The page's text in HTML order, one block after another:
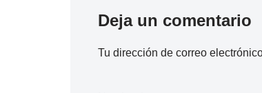
Deja un comentario
Tu dirección de correo